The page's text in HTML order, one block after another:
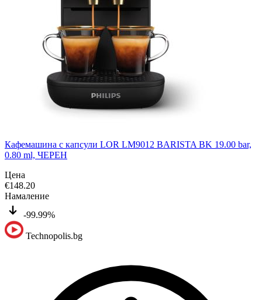
Кафемашина с капсули LOR LM9012 BARISTA BK 19.00 bar,
0.80 ml, ЧЕРЕН
Цена
€148.20
Намаление
-99.99%
Technopolis.bg